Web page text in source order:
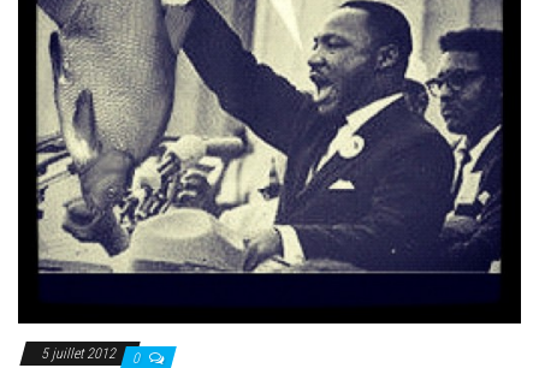
5 juillet 2012 0